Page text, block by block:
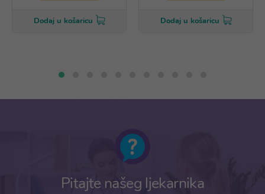
Dodaj u košaricu Dodaj u košaricu
Pitajte našeg ljekarnika